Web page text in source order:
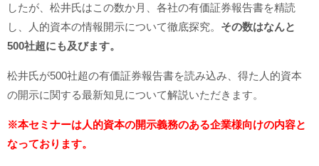
したが、松井氏はこの数か月、各社の有価証券報告書を精読
し、人的資本の情報開示について徹底探究。 その数はなんと
500社超にも及びます。
松井氏が500社超の有価証券報告書を読み込み、得た人的資本
の開示に関する最新知見について解説いただきます。
※本セミナーは人的資本の開示義務のある企業様向けの内容と
なっております。